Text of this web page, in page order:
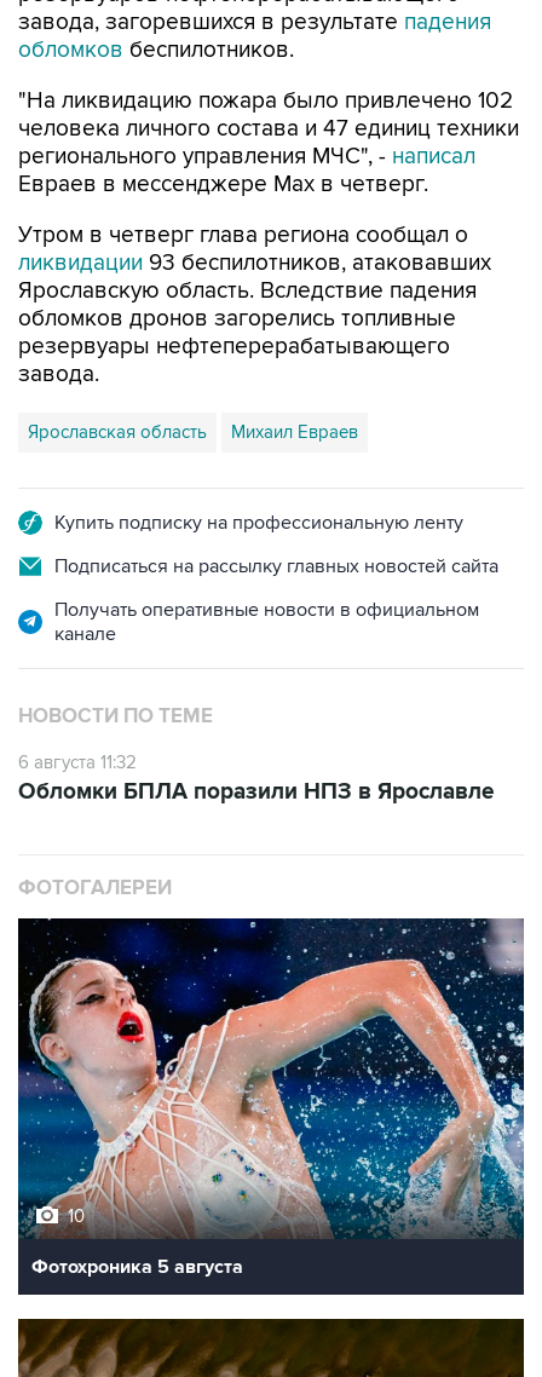
завода, загоревшихся в результате падения
обломков беспилотников.
"На ликвидацию пожара было привлечено 102
человека личного состава и 47 единиц техники
регионального управления МЧС", - написал
Евраев в мессенджере Мах в четверг.
Утром в четверг глава региона сообщал о
ликвидации 93 беспилотников, атаковавших
Ярославскую область. Вследствие падения
обломков дронов загорелись топливные
резервуары нефтеперерабатывающего
завода.
Ярославская область Михаил Евраев
Купить подписку на профессиональную ленту
Подписаться на рассылку главных новостей сайта
Получать оперативные новости в официальном
канале
НОВОСТИ ПО ТЕМЕ
6 августа 11:32
Обломки БПЛА поразили НПЗ в Ярославле
ФОТОГАЛЕРЕИ
10
Фотохроника 5 августа